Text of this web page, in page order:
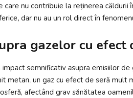
nu contribuie la reținerea
dar nu au un rol direct în
gazelor cu efect
semnificativ asupra emisiilor
metan, un gaz cu efect de seră
afectând grav sănătatea